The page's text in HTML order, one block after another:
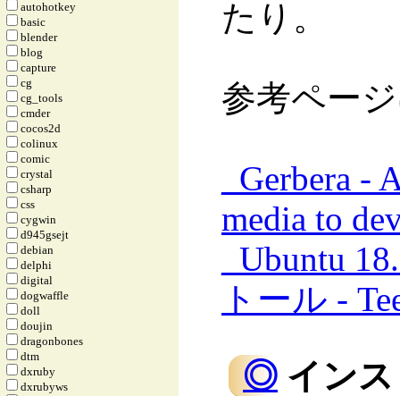
たり。
参考ペー
Gerbera -
media to
Ubuntu
トール -
◎ イン
autohotkey
basic
blender
blog
capture
cg
cg_tools
cmder
cocos2d
colinux
comic
crystal
csharp
css
cygwin
d945gsejt
debian
delphi
digital
dogwaffle
doll
doujin
dragonbones
dtm
dxruby
dxrubyws